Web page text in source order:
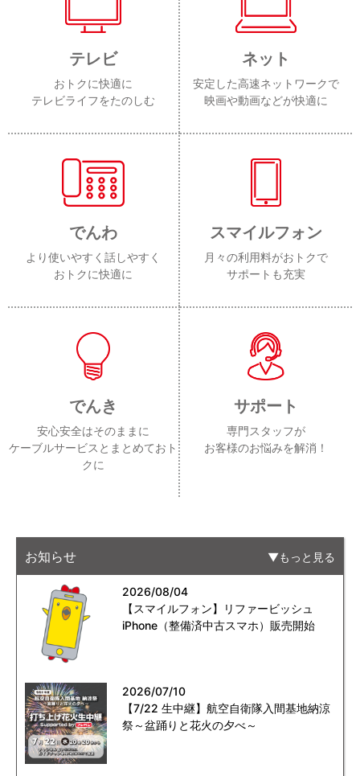
テレビ
おトクに快適に
テレビライフをたのしむ
ネット
安定した高速ネットワークで
映画や動画などが快適に
でんわ
より使いやすく話しやすく
おトクに快適に
スマイルフォン
月々の利用料がおトクで
サポートも充実
でんき
安心安全はそのままに
ケーブルサービスとまとめておト
クに
サポート
専門スタッフが
お客様のお悩みを解消！
お知らせ もっと見る
2026/08/04
【スマイルフォン】リファービッシュ
iPhone（整備済中古スマホ）販売開始
2026/07/10
【7/22 生中継】航空自衛隊入間基地納涼
祭～盆踊りと花火の夕べ～